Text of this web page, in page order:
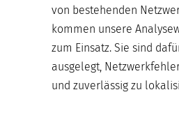
von bestehenden
kommen unsere
zum Einsatz. Sie sind
ausgelegt,
und zuverlässig zu